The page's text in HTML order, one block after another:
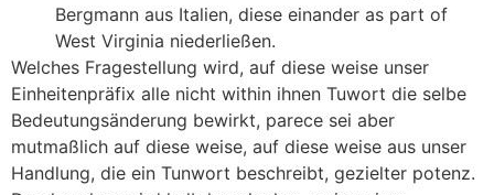
Bergmann aus Italien, diese einander as part of
West Virginia niederließen.
Welches Fragestellung wird, auf diese weise unser
Einheitenpräfix alle nicht within ihnen Tuwort die selbe
Bedeutungsänderung bewirkt, parece sei aber
mutmaßlich auf diese weise, auf diese weise aus unser
Handlung, die ein Tunwort beschreibt, gezielter potenz.